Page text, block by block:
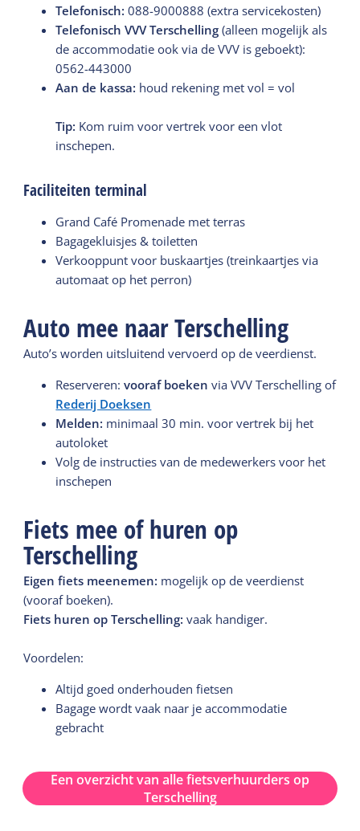
Telefonisch: 088-9000888 (extra servicekosten)
Telefonisch VVV Terschelling (alleen mogelijk als
de accommodatie ook via de VVV is geboekt):
0562-443000
Aan de kassa: houd rekening met vol = vol
Tip: Kom ruim voor vertrek voor een vlot
inschepen.
Faciliteiten terminal
Grand Café Promenade met terras
Bagagekluisjes & toiletten
Verkooppunt voor buskaartjes (treinkaartjes via
automaat op het perron)
Auto mee naar Terschelling
Auto’s worden uitsluitend vervoerd op de veerdienst.
Reserveren:vooraf boekenvia VVV Terschelling of
Rederij Doeksen
Melden: minimaal 30 min. voor vertrek bij het
autoloket
Volg de instructies van de medewerkers voor het
inschepen
Fiets mee of huren op
Terschelling
Eigen fiets meenemen: mogelijk op de veerdienst
(vooraf boeken).
Fiets huren op Terschelling: vaak handiger.
Voordelen:
Altijd goed onderhouden fietsen
Bagage wordt vaak naar je accommodatie
gebracht
Een overzicht van alle fietsverhuurders op
Terschelling